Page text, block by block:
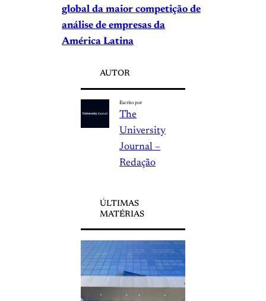
global da maior competição de
análise de empresas da
América Latina
AUTOR
Escrito por
The
University
Journal –
Redação
ÚLTIMAS
MATÉRIAS